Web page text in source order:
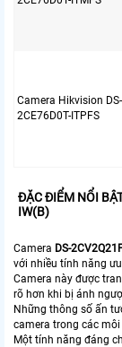
Camera Hikvision DS-
2CE76D0T-ITPFS
ĐẶC ĐIỂM NỔI
IW(B)
Camera DS-
với nhiều tính năng
Camera này được
rõ hơn khi bị ánh
Những thông số ấn
camera trong các
Một tính năng đáng